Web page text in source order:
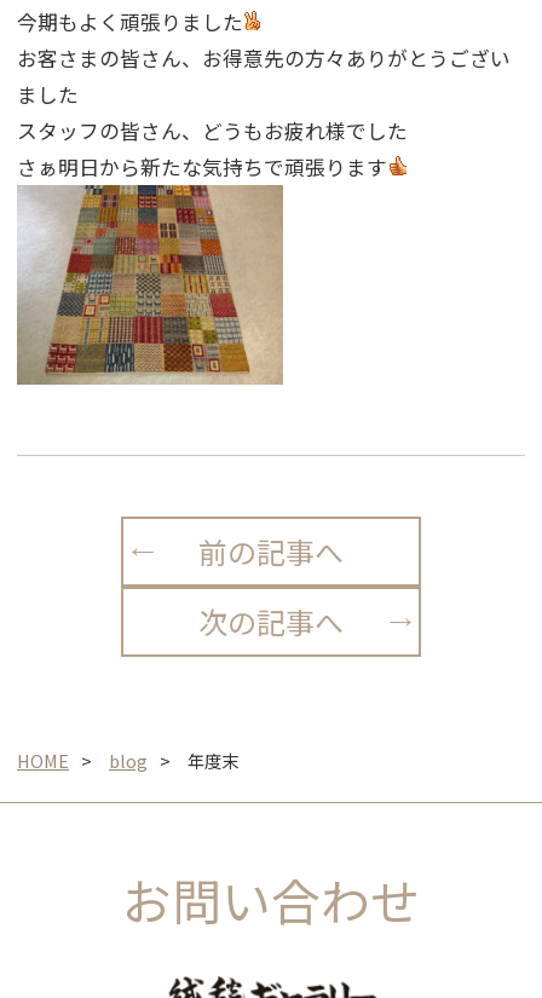
今期もよく頑張りました
お客さまの皆さん、お得意先の方々ありがとうござい
ました
スタッフの皆さん、どうもお疲れ様でした
さぁ明日から新たな気持ちで頑張ります
前の記事へ
次の記事へ
HOME blog 年度末
お問い合わせ